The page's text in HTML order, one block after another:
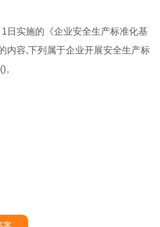
日实施的《企业安全生产标准化基
内容,下列属于企业开展安全生产标